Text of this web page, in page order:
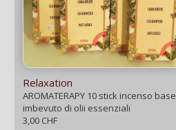
Relaxation
AROMATERAPY 10 stick incenso base
imbevuto di olii essenziali
3,00 CHF